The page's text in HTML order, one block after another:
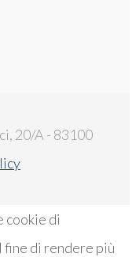
20/A - 83100
cookie di
di rendere più